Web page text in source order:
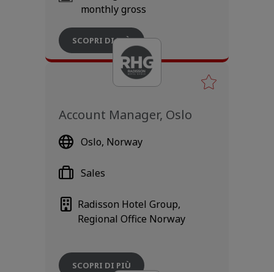
monthly gross
SCOPRI DI PIÙ
Account Manager, Oslo
Oslo, Norway
Radisson Hotel Group,
Regional Office Norway
Sales
SCOPRI DI PIÙ